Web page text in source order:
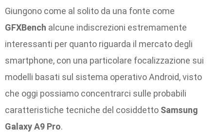
Giungono come al solito da una fonte come
GFXBench alcune indiscrezioni estremamente
interessanti per quanto riguarda il mercato degli
smartphone, con una particolare focalizzazione sui
modelli basati sul sistema operativo Android, visto
che oggi possiamo concentrarci sulle probabili
caratteristiche tecniche del cosiddetto Samsung
Galaxy A9 Pro.